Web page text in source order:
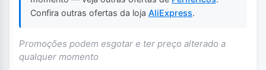
Confira outras ofertas da loja AliExpress.
Promoções podem esgotar e ter preço alterado a
qualquer momento